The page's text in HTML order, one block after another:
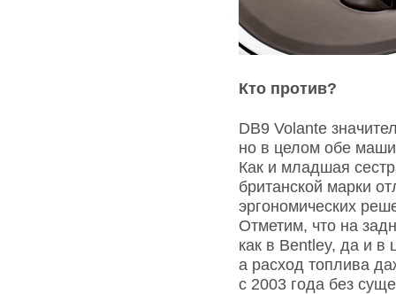
Кто против?
DB9 Volante
но в целом обе
Как и младшая
британской марки
эргономических
Отметим, что на
как в Bentley, да и
а расход топлива
с 2003 года без